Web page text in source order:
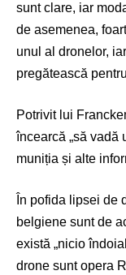
sunt clare, iar
de asemenea,
unul al dronelor,
pregătească
Potrivit lui
încearcă „să vadă
muniția și alte
În pofida lipsei de
belgiene sunt de
există „nicio
drone sunt opera